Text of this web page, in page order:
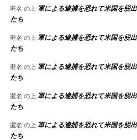
匿名 の上軍による逮捕を恐れて米国を脱
たち
匿名 の上軍による逮捕を恐れて米国を脱
たち
匿名 の上軍による逮捕を恐れて米国を脱
たち
匿名 の上軍による逮捕を恐れて米国を脱
たち
匿名 の上軍による逮捕を恐れて米国を脱
たち